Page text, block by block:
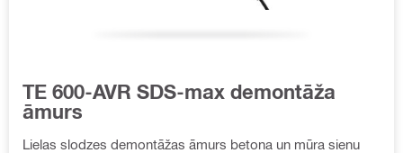
TE 600-AVR SDS-max demontāža
āmurs
Lielas slodzes demontāžas āmurs betona un mūra sienu